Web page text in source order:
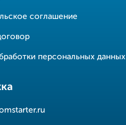
соглашение
персональных данных